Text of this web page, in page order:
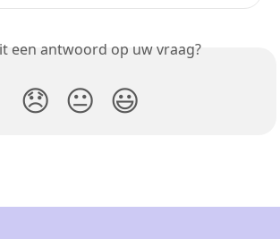
een antwoord op uw vraag?
😞 😐 😃